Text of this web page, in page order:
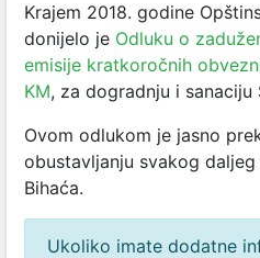
Krajem 2018. godine
donijelo je Odluku o
emisije kratkoročnih
KM, za dogradnju i
Ovom odlukom je jasno
obustavljanju svakog
Bihaća.
Ukoliko imate dodatne